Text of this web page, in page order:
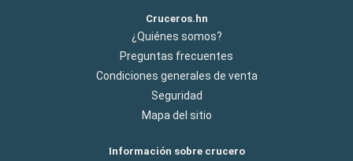
Cruceros.hn
¿Quiénes somos?
Preguntas frecuentes
Condiciones generales de venta
Seguridad
Mapa del sitio
Información sobre crucero